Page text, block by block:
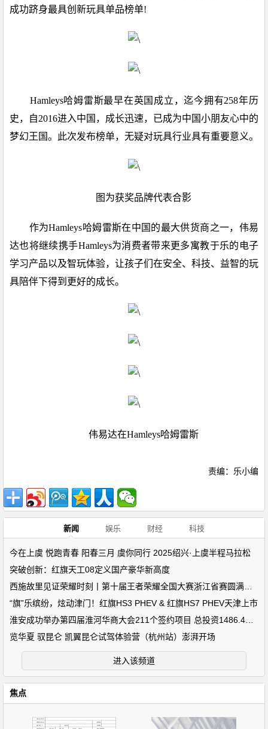
成功跻身最具创新玩具单品榜单!
Hamleys哈姆雷斯最早在英国成立，迄今拥有258年历
史，自2016进入中国，成长迅速，已成为中国小朋友心中的
梦幻王国。此次发布榜单，无疑对玩具行业具有重要意义。
图为获奖品牌代表合影
作为Hamleys哈姆雷斯在中国的最大供货商之一，伟易
达也将继续携手Hamleys为消费者带来更多寓教于乐的电子
学习产品以及智玩体验，让孩子们在安全、科技、益智的玩
具陪伴下得到更好的成长。
伟易达在Hamleys哈姆雷斯
责编：乐小编
新闻 娱乐 财经 科技
今在上虞 悦跑青春 阳春三月 虞你同行 2025绍兴·上虞半程马拉松
突破创新：红旗天工08定义国产豪华新高度
“旗”乐缤纷，炫动津门！红旗HS3 PHEV & 红旗HS7 PHEV天津上市
览华夏 驭昆仑 凯翼昆仑试驾体验营（杭州站）澎湃开场
进入该频道
焦点